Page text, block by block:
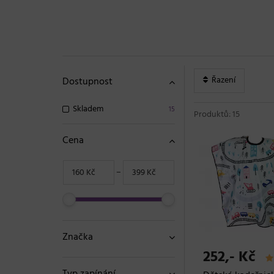
Dostupnost
15
Skladem
Cena
−
Značka
Řazení
Produktů: 15
252,- Kč